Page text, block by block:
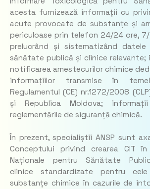
acesta furnizează informații cu
acute provocate de substanțe și
periculoase prin telefon 24/24 ore,
prelucrând și sistematizând
sănătate publică și clinice relevante;
notificarea amestecurilor chimice
informațiilor transmise în
Regulamentul (CE) nr.1272/2008
și Republica Moldova;
reglementările de siguranță chimică.
​În prezent, specialiștii ANSP sunt
Conceptului privind crearea CIT
Naționale pentru Sănătate
clinice standardizate pentru
substanțe chimice în cazurile de